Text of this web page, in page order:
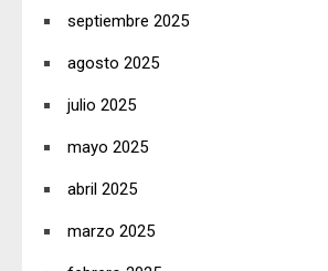
septiembre 2025
agosto 2025
julio 2025
mayo 2025
abril 2025
marzo 2025